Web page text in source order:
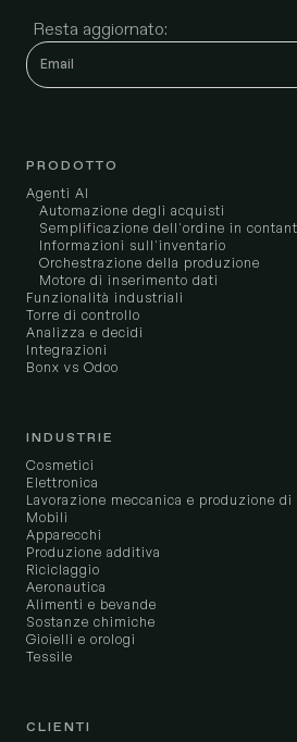
Resta aggiornato:
PRODOTTO
Agenti AI
Automazione degli acquisti
Semplificazione dell'ordine in
Informazioni sull'inventario
Orchestrazione della produzione
Motore di inserimento dati
Funzionalità industriali
Torre di controllo
Analizza e decidi
Integrazioni
Bonx vs Odoo
INDUSTRIE
Cosmetici
Elettronica
Lavorazione meccanica e produzione di
Mobili
Apparecchi
Produzione additiva
Riciclaggio
Aeronautica
Alimenti e bevande
Sostanze chimiche
Gioielli e orologi
Tessile
CLIENTI